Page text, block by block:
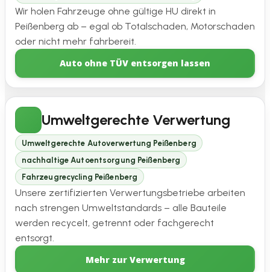
Wir holen Fahrzeuge ohne gültige HU direkt in
Peißenberg ab – egal ob Totalschaden, Motorschaden
oder nicht mehr fahrbereit.
Auto ohne TÜV entsorgen lassen
Umweltgerechte Verwertung
Umweltgerechte Autoverwertung Peißenberg
nachhaltige Autoentsorgung Peißenberg
Fahrzeugrecycling Peißenberg
Unsere zertifizierten Verwertungsbetriebe arbeiten
nach strengen Umweltstandards – alle Bauteile
werden recycelt, getrennt oder fachgerecht
entsorgt.
Mehr zur Verwertung